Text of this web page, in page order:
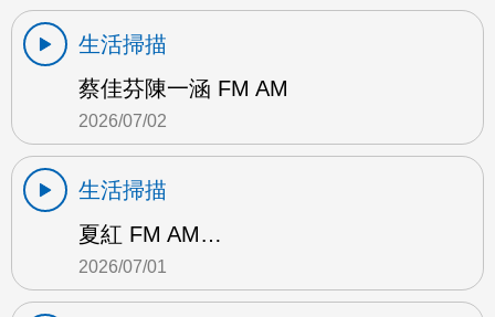
生活掃描
蔡佳芬陳一涵 FM AM
2026/07/02
生活掃描
夏紅 FM AM…
2026/07/01